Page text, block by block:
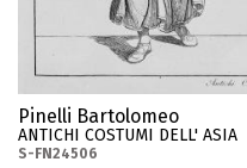
Pinelli Bartolomeo
ANTICHI COSTUMI DELL' ASIA
S-FN24506